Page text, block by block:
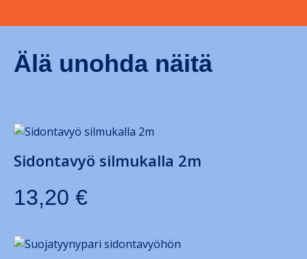
Älä unohda näitä
Sidontavyö silmukalla 2m
13,20 €